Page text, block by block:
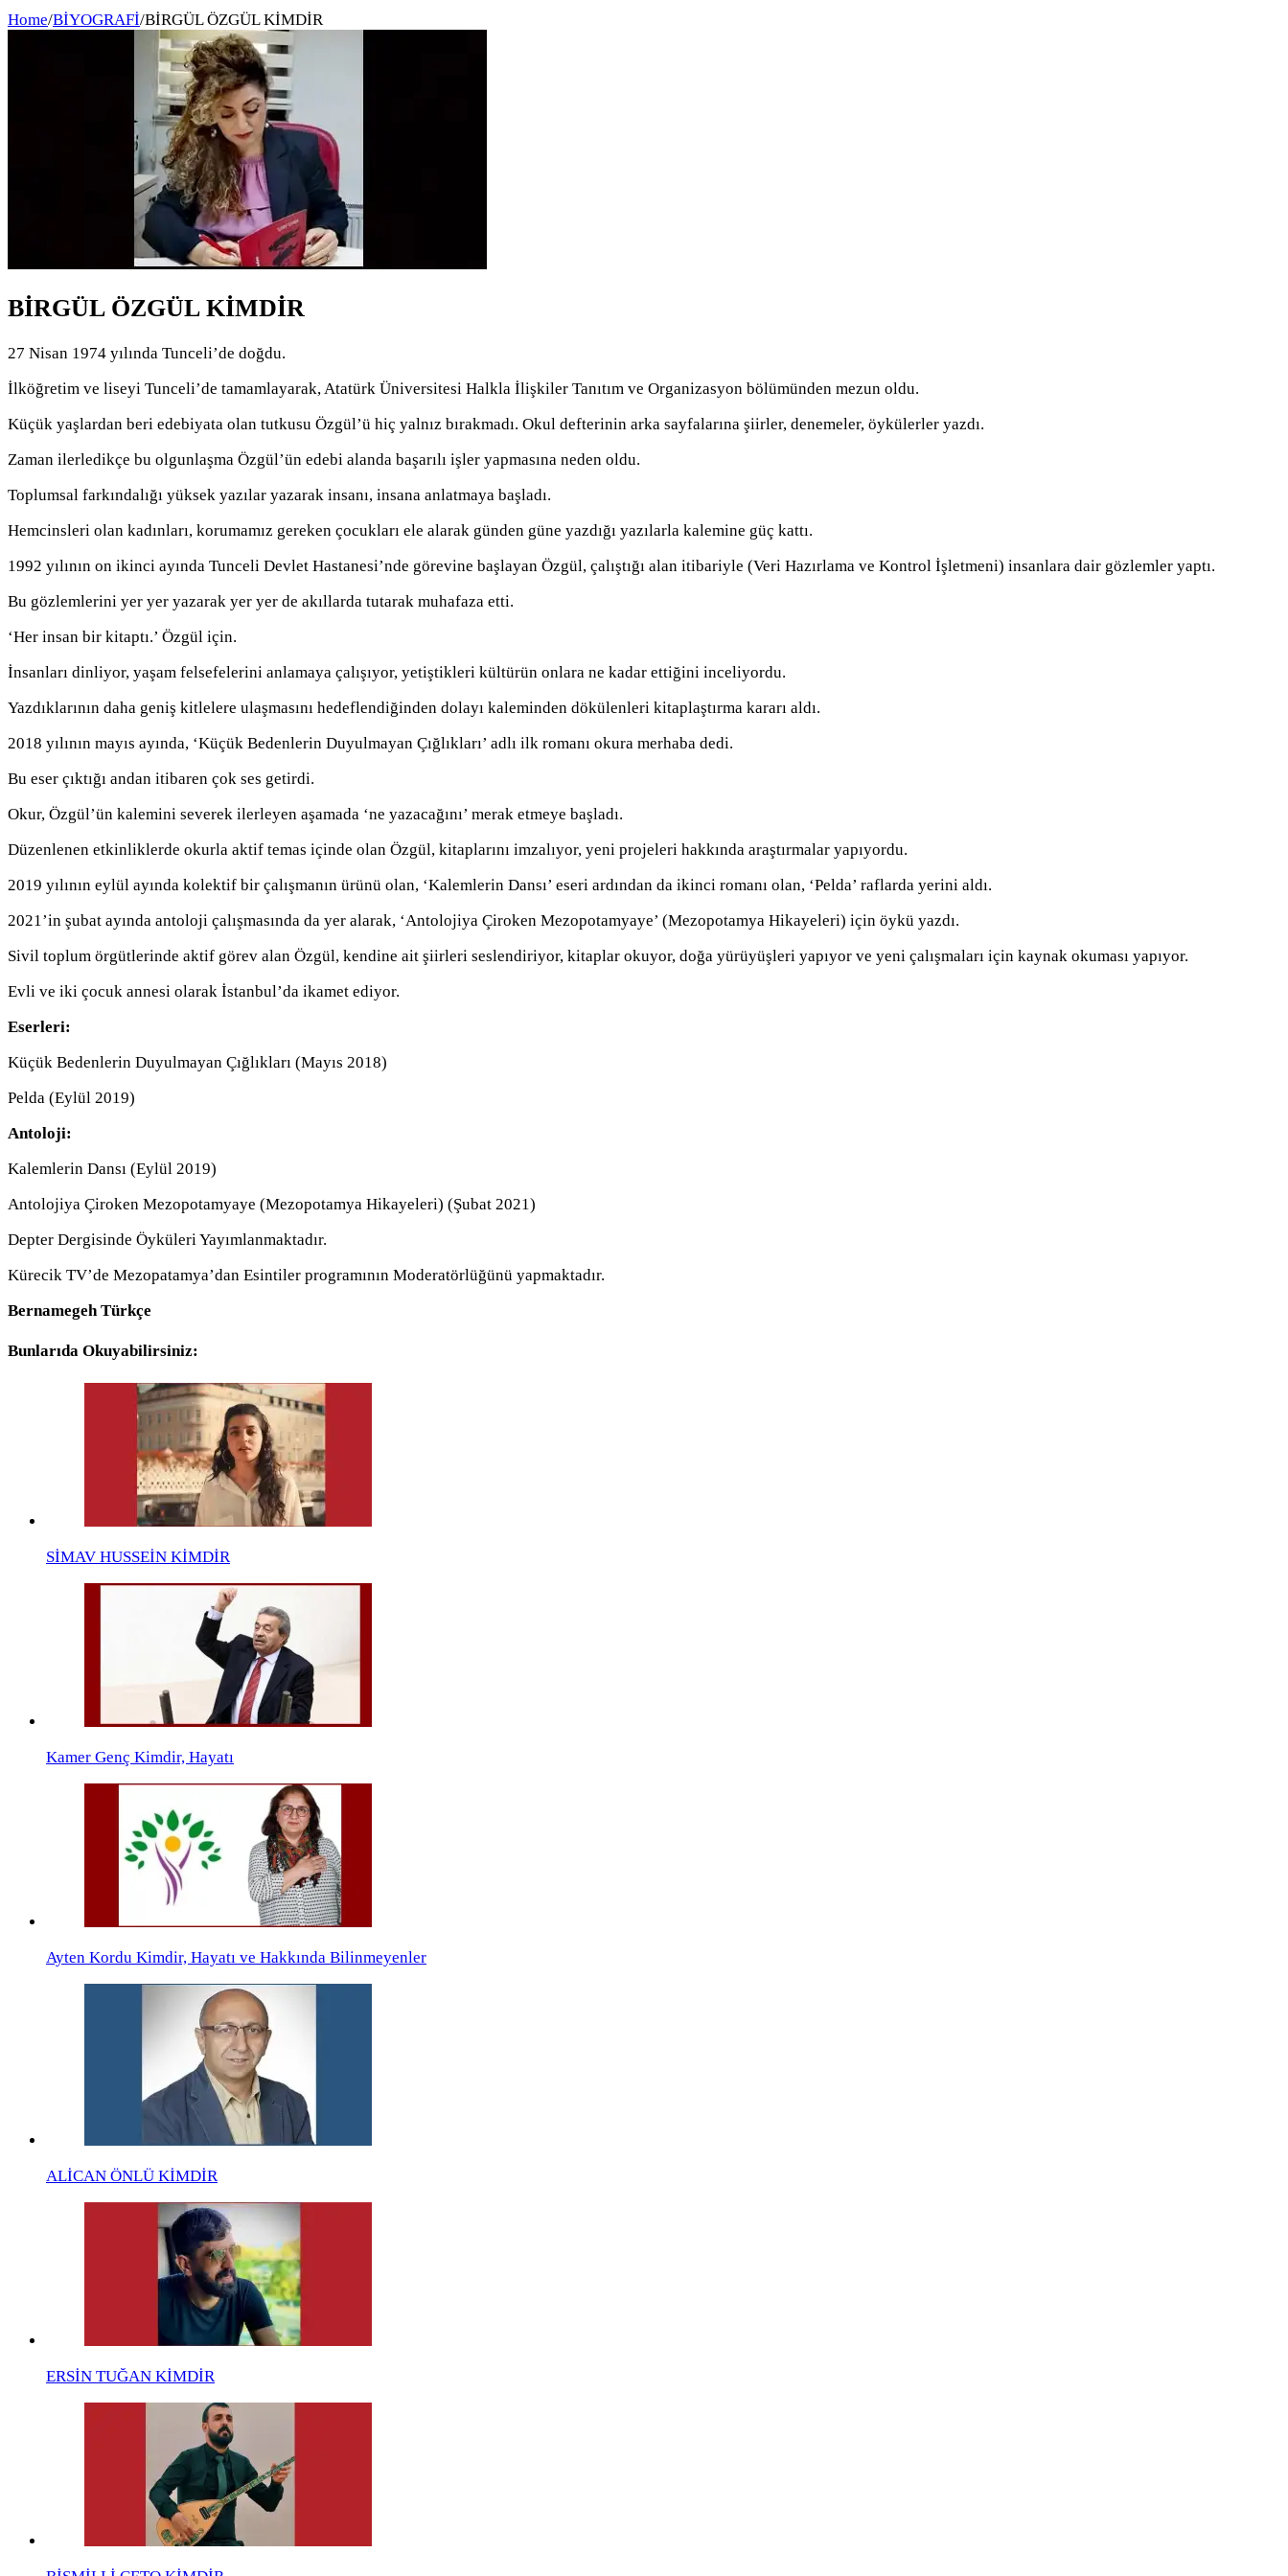
Home/BİYOGRAFİ/BİRGÜL ÖZGÜL KİMDİR
BİRGÜL ÖZGÜL KİMDİR
27 Nisan 1974 yılında Tunceli’de doğdu.
İlköğretim ve liseyi Tunceli’de tamamlayarak, Atatürk Üniversitesi Halkla İlişkiler Tanıtım ve Organizasyon bölümünden mezun oldu.
Küçük yaşlardan beri edebiyata olan tutkusu Özgül’ü hiç yalnız bırakmadı. Okul defterinin arka sayfalarına şiirler, denemeler, öykülerler yazdı.
Zaman ilerledikçe bu olgunlaşma Özgül’ün edebi alanda başarılı işler yapmasına neden oldu.
Toplumsal farkındalığı yüksek yazılar yazarak insanı, insana anlatmaya başladı.
Hemcinsleri olan kadınları, korumamız gereken çocukları ele alarak günden güne yazdığı yazılarla kalemine güç kattı.
1992 yılının on ikinci ayında Tunceli Devlet Hastanesi’nde görevine başlayan Özgül, çalıştığı alan itibariyle (Veri Hazırlama ve Kontrol İşletmeni) insanlara dair gözlemler yaptı.
Bu gözlemlerini yer yer yazarak yer yer de akıllarda tutarak muhafaza etti.
‘Her insan bir kitaptı.’ Özgül için.
İnsanları dinliyor, yaşam felsefelerini anlamaya çalışıyor, yetiştikleri kültürün onlara ne kadar ettiğini inceliyordu.
Yazdıklarının daha geniş kitlelere ulaşmasını hedeflendiğinden dolayı kaleminden dökülenleri kitaplaştırma kararı aldı.
2018 yılının mayıs ayında, ‘Küçük Bedenlerin Duyulmayan Çığlıkları’ adlı ilk romanı okura merhaba dedi.
Bu eser çıktığı andan itibaren çok ses getirdi.
Okur, Özgül’ün kalemini severek ilerleyen aşamada ‘ne yazacağını’ merak etmeye başladı.
Düzenlenen etkinliklerde okurla aktif temas içinde olan Özgül, kitaplarını imzalıyor, yeni projeleri hakkında araştırmalar yapıyordu.
2019 yılının eylül ayında kolektif bir çalışmanın ürünü olan, ‘Kalemlerin Dansı’ eseri ardından da ikinci romanı olan, ‘Pelda’ raflarda yerini aldı.
2021’in şubat ayında antoloji çalışmasında da yer alarak, ‘Antolojiya Çiroken Mezopotamyaye’ (Mezopotamya Hikayeleri) için öykü yazdı.
Sivil toplum örgütlerinde aktif görev alan Özgül, kendine ait şiirleri seslendiriyor, kitaplar okuyor, doğa yürüyüşleri yapıyor ve yeni çalışmaları için kaynak okuması yapıyor.
Evli ve iki çocuk annesi olarak İstanbul’da ikamet ediyor.
Eserleri:
Küçük Bedenlerin Duyulmayan Çığlıkları (Mayıs 2018)
Pelda (Eylül 2019)
Antoloji:
Kalemlerin Dansı (Eylül 2019)
Antolojiya Çiroken Mezopotamyaye (Mezopotamya Hikayeleri) (Şubat 2021)
Depter Dergisinde Öyküleri Yayımlanmaktadır.
Kürecik TV’de Mezopatamya’dan Esintiler programının Moderatörlüğünü yapmaktadır.
Bernamegeh Türkçe
Bunlarıda Okuyabilirsiniz:
SİMAV HUSSEİN KİMDİR
Kamer Genç Kimdir, Hayatı
Ayten Kordu Kimdir, Hayatı ve Hakkında Bilinmeyenler
ALİCAN ÖNLÜ KİMDİR
ERSİN TUĞAN KİMDİR